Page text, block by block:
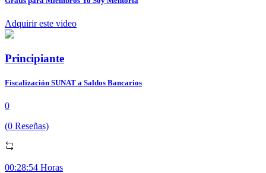
Adquirir este video
Principiante
Fiscalización SUNAT a Saldos Bancarios
0
(0 Reseñas)
00:28:54 Horas